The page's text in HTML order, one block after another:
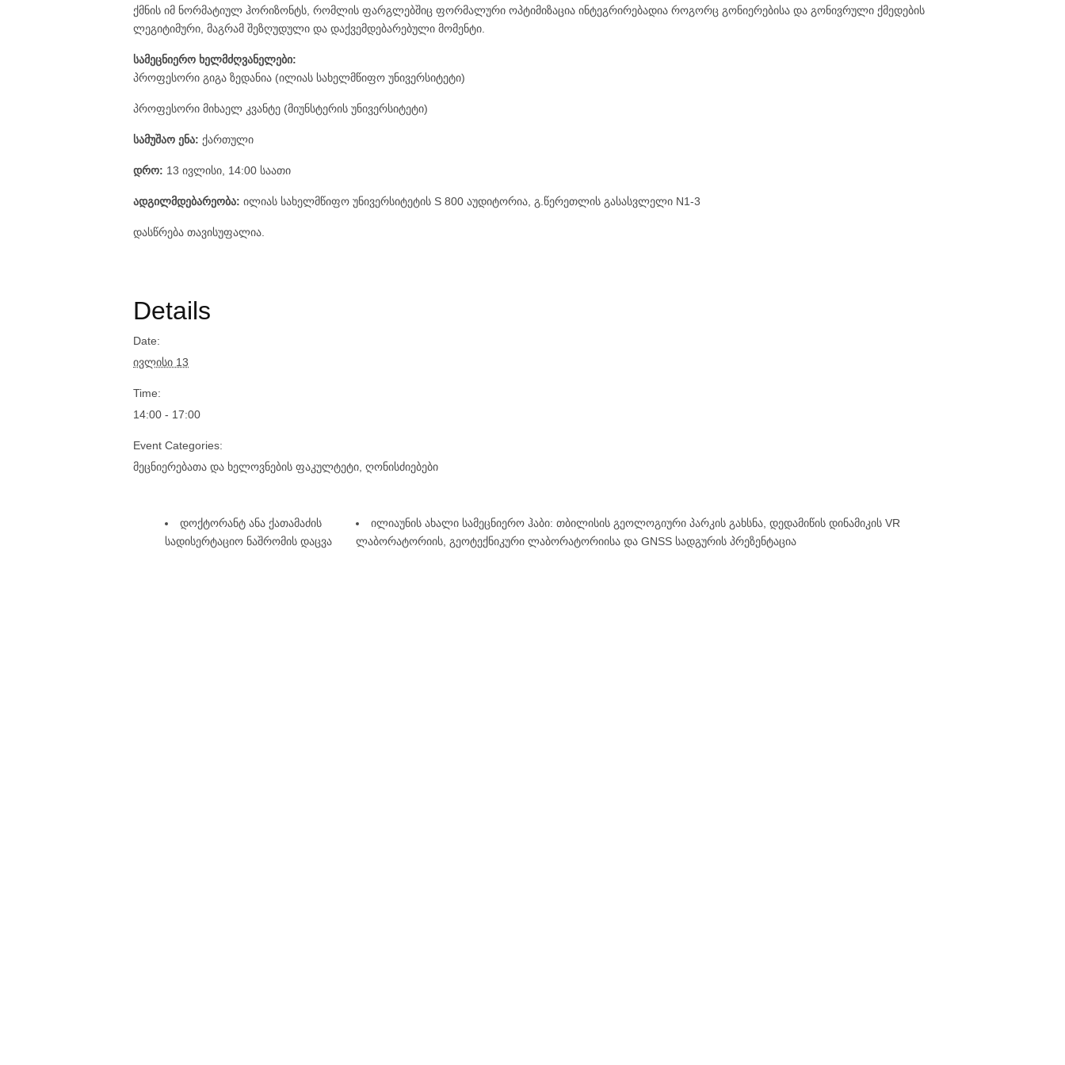
ქმნის იმ ნორმატიულ ჰორიზონტს, რომლის ფარგლებშიც ფორმალური ოპტიმიზაცია ინტეგრირებადია როგორც გონიერებისა და გონივრული ქმედების
ლეგიტიმური, მაგრამ შეზღუდული და დაქვემდებარებული მომენტი.
სამეცნიერო ხელმძღვანელები:
პროფესორი გიგა ზედანია (ილიას სახელმწიფო უნივერსიტეტი)
პროფესორი მიხაელ კვანტე (მიუნსტერის უნივერსიტეტი)
სამუშაო ენა: ქართული
დრო: 13 ივლისი, 14:00 საათი
ადგილმდებარეობა: ილიას სახელმწიფო უნივერსიტეტის S 800 აუდიტორია, გ.წერეთლის გასასვლელი N1-3
დასწრება თავისუფალია.
Details
Date:
ივლისი 13
Time:
14:00 - 17:00
Event Categories:
მეცნიერებათა და ხელოვნების ფაკულტეტი, ღონისძიებები
დოქტორანტ ანა ქათამაძის
სადისერტაციო ნაშრომის დაცვა
ილიაუნის ახალი სამეცნიერო ჰაბი: თბილისის გეოლოგიური პარკის გახსნა, დედამიწის დინამიკის VR
ლაბორატორიის, გეოტექნიკური ლაბორატორიისა და GNSS სადგურის პრეზენტაცია